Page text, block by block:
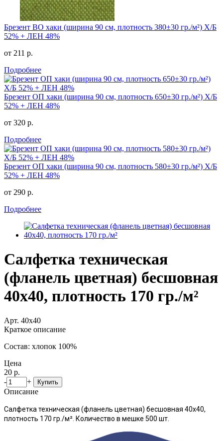
Брезент ВО хаки (ширина 90 см, плотность 380±30 гр./м²) Х/Б
52% + ЛЕН 48%
от 211 р.
Подробнее
Брезент ОП хаки (ширина 90 см, плотность 650±30 гр./м²) Х/Б
52% + ЛЕН 48%
от 320 р.
Подробнее
Брезент ОП хаки (ширина 90 см, плотность 580±30 гр./м²) Х/Б
52% + ЛЕН 48%
от 290 р.
Подробнее
Салфетка техническая
(фланель цветная) бесшовная
40х40, плотность 170 гр./м²
Арт. 40х40
Краткое описание
Состав: хлопок 100%
Цена
20 р.
-
+ Купить
Описание
Салфетка техническая (фланель цветная) бесшовная 40х40,
плотность 170 гр./м². Количество в мешке 500 шт.